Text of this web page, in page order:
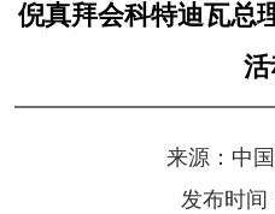
倪真拜会科特迪瓦总
活
来源： 中
发布时间